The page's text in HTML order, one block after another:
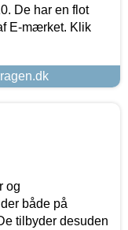
De har en flot
E-mærket. Klik
og
både på
tilbyder desuden